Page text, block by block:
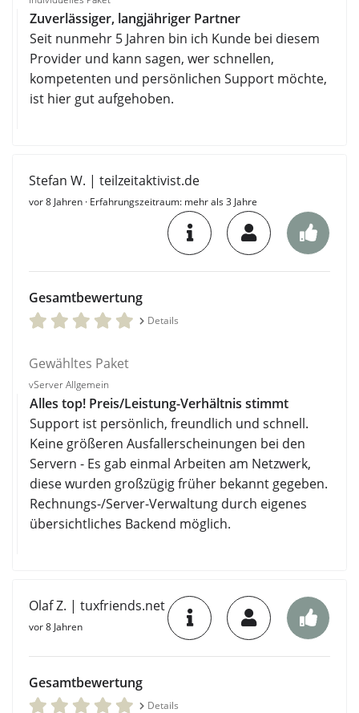
Zuverlässiger, langjähriger Partner
Seit nunmehr 5 Jahren bin ich Kunde bei diesem
Provider und kann sagen, wer schnellen,
kompetenten und persönlichen Support möchte,
ist hier gut aufgehoben.
Stefan W. | teilzeitaktivist.de
vor 8 Jahren · Erfahrungszeitraum: mehr als 3 Jahre
Gesamtbewertung
Details
Gewähltes Paket
vServer Allgemein
Alles top! Preis/Leistung-Verhältnis stimmt
Support ist persönlich, freundlich und schnell.
Keine größeren Ausfallerscheinungen bei den
Servern - Es gab einmal Arbeiten am Netzwerk,
diese wurden großzügig früher bekannt gegeben.
Rechnungs-/Server-Verwaltung durch eigenes
übersichtliches Backend möglich.
Olaf Z. | tuxfriends.net
vor 8 Jahren
Gesamtbewertung
Details